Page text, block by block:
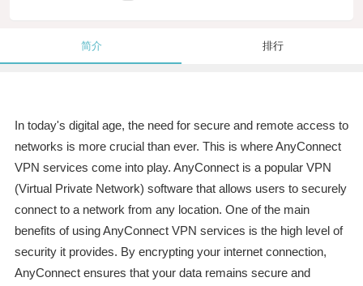
简介 排行
In today's digital age, the need for secure and remote access to
networks is more crucial than ever. This is where AnyConnect
VPN services come into play. AnyConnect is a popular VPN
(Virtual Private Network) software that allows users to securely
connect to a network from any location. One of the main
benefits of using AnyConnect VPN services is the high level of
security it provides. By encrypting your internet connection,
AnyConnect ensures that your data remains secure and